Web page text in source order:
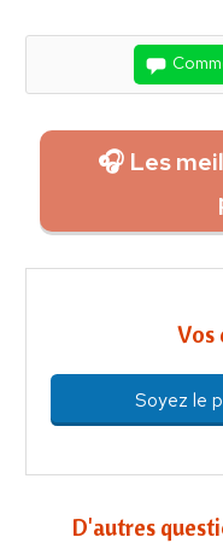
🎧 Les
Vos
Soyez le
D'autres